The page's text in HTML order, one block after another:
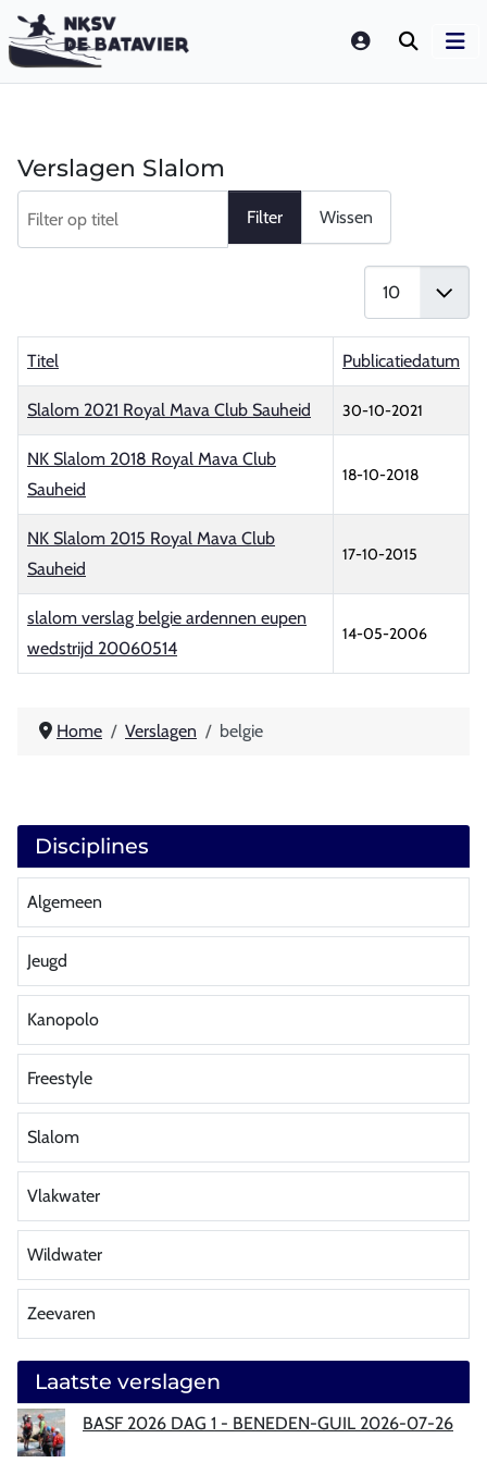
LOGIN
Verslagen Slalom
Filter Wissen
Titel Publicatiedatum
Slalom 2021 Royal Mava Club Sauheid 30-10-2021
NK Slalom 2018 Royal Mava Club
Sauheid
18-10-2018
NK Slalom 2015 Royal Mava Club
Sauheid
17-10-2015
slalom verslag belgie ardennen eupen
wedstrijd 20060514
14-05-2006
Home Verslagen belgie
Disciplines
Algemeen
Jeugd
Kanopolo
Freestyle
Slalom
Vlakwater
Wildwater
Zeevaren
Laatste verslagen
BASF 2026 DAG 1 - BENEDEN-GUIL 2026-07-26